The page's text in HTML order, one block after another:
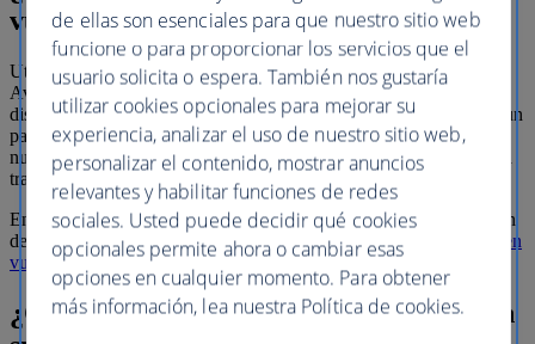
vuelo?
Utilice nuestra calculadora para obtener una estimación de cuántos
Avios obtendrá en vuelos que otorgan Avios en función de la
distancia recorrida. Esto incluye vuelos reservados como parte de un
paquete de British Airways Holidays, vuelos con algunas de
nuestras compañías aéreas asociadas y algunos vuelos reservados a
través de agencias de viajes.
En la actualidad, la mayoría de los vuelos otorgan Avios en función
del precio del billete. Más información sobrecómo obtener Avios en
vuelos.
¿Cuántos puntos de estatus conseguirá en
de ellas son esenciales para que nuestro sitio web
funcione o para proporcionar los servicios que el
usuario solicita o espera. También nos gustaría
utilizar cookies opcionales para mejorar su
experiencia, analizar el uso de nuestro sitio web,
personalizar el contenido, mostrar anuncios
relevantes y habilitar funciones de redes
sociales. Usted puede decidir qué cookies
opcionales permite ahora o cambiar esas
opciones en cualquier momento. Para obtener
más información, lea nuestra Política de cookies.